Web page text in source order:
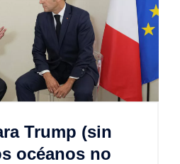
Trump (sin
océanos no